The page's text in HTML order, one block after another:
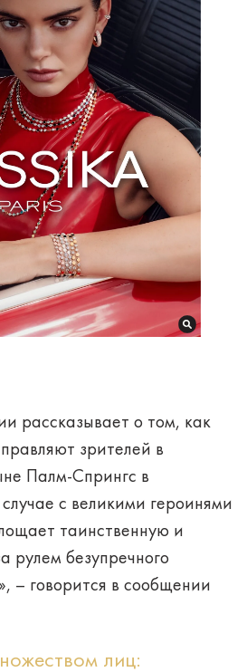
рассказывает о том, как
зрителей в
Палм-Спрингс в
с великими героинями
таинственную и
рулем безупречного
– говорится в сообщении
лиц: